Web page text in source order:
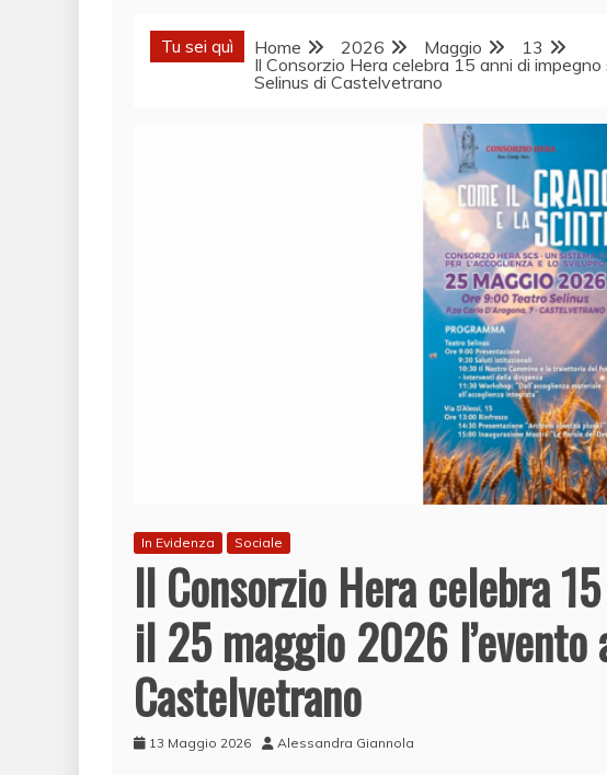
Tu sei quì Home 2026 Maggio
13
Il Consorzio Hera celebra 15 anni di
Selinus di Castelvetrano
In Evidenza Sociale
Il Consorzio Hera celebra
il 25 maggio 2026 l’evento
Castelvetrano
13 Maggio 2026 Alessandra Giannola